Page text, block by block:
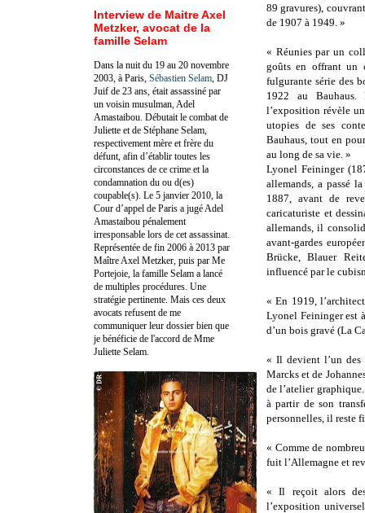
89 gravures),
de 1907 à 1949. »
« Réunies par un
goûts en offrant un
fulgurante série des
1922 au Bauhaus.
l’exposition révèle
utopies de ses
Bauhaus, tout en
au long de sa vie. »
Lyonel Feininger
allemands, a passé
1887, avant de
caricaturiste et
allemands, il
avant-gardes
Brücke, Blauer
influencé par le
« En 1919,
Lyonel Feininger est
d’un bois gravé (La
« Il devient l’un des
Marcks et de
de l’atelier
à partir de son
personnelles, il reste
« Comme de
fuit l’Allemagne et
« Il reçoit alors des
l’exposition
Interview de Maitre Axel
Metzker, avocat de la
famille Selam
Dans la nuit du 19 au 20 novembre
2003, à Paris, Sébastien Selam , DJ
Juif de 23 ans, était assassiné par
un voisin musulman, Adel
Amastaibou. Débutait le combat de
Juliette et de Stéphane Selam,
respectivement mère et frère du
défunt, afin d’établir toutes les
circonstances de ce crime et la
condamnation du ou d(es)
coupable(s). Le 5 janvier 2010, la
Cour d’appel de Paris a jugé Adel
Amastaibou pénalement
irresponsable lors de cet assassinat.
Représentée de fin 2006 à 2013 par
Maître Axel Metzker, puis par Me
Portejoie, la famille Selam a lancé
de multiples procédures. Une
stratégie pertinente. Mais ces deux
avocats refusent de me
communiquer leur dossier bien que
je bénéficie de l'accord de Mme
Juliette Selam.